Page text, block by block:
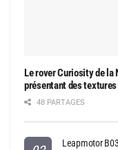
Le rover Curiosity de la
présentant des textures
48 PARTAGES
Leapmotor